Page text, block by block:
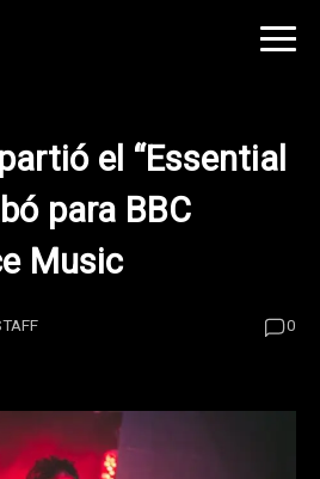
el “Essential
para BBC
Music
0